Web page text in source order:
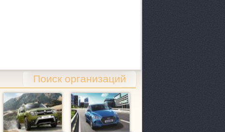
Поиск организаций